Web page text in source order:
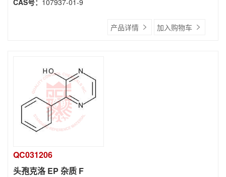
CAS号： 107937-01-9
产品详情 加入购物车
QC031206
头孢克洛 EP 杂质 F